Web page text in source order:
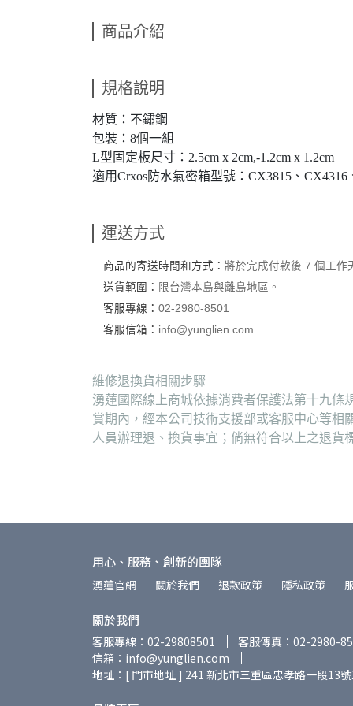
商品介紹
規格說明
材質：不鏽鋼
包裝：8個一組
L型固定板尺寸：2.5cm x 2cm,-1.2cm x 1.2cm
適用Crxos防水氣密箱型號：CX3815、CX4316
運送方式
商品的寄送時間和方式： 將於完成付款後 7 個工作
送貨範圍： 限台灣本島與離島地區。
客服專線： 02-2980-8501
客服信箱： info@yunglien.com
維修退換貨相關步驟
湧蓮國際線上商城依據消費者保護法第十九條
賞期內，經本公司技術支援部或客服中心等
人員辦理退、換貨事宜；倘無符合以上之退
用心、服務、創新的團隊
湧蓮官網 關於我們 退款政策 隱私政策
關於我們
客服專線：02-29808501
客服傳真：02-2980-
信箱：info@yunglien.com
地址：[ 門市地址 ] 241 新北市三重區忠孝路一段